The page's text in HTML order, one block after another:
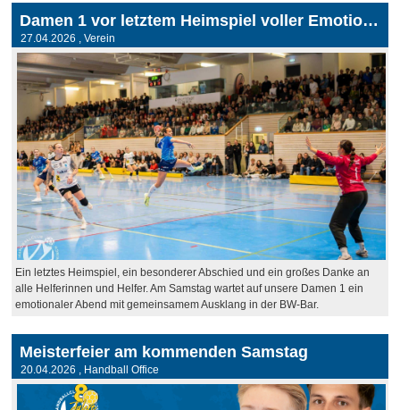
Damen 1 vor letztem Heimspiel voller Emotionen
27.04.2026 , Verein
Ein letztes Heimspiel, ein besonderer Abschied und ein großes Danke an
alle Helferinnen und Helfer. Am Samstag wartet auf unsere Damen 1 ein
emotionaler Abend mit gemeinsamem Ausklang in der BW-Bar.
Meisterfeier am kommenden Samstag
20.04.2026 , Handball Office